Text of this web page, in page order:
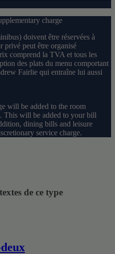
charge
doivent être réservées à
privé peut être organisé
comprend la TVA et tous les
des plats du menu comportant
Fairlie qui entraîne lui aussi
will be added to the room
This will be added to your bill
dining bills and leisure
service charge.
de ce type